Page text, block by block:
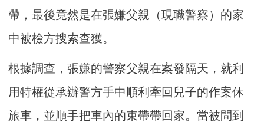
帶，最後竟然是在張嫌父親（現職警察）的家
中被檢方搜索查獲。
根據調查，張嫌的警察父親在案發隔天，就利
用特權從承辦警方手中順利牽回兒子的作案休
旅車，並順手把車內的束帶帶回家。當被問到